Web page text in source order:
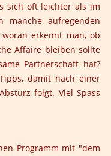
sich oft leichter als im
manche aufregenden
erkennt man, ob
Affaire bleiben sollte
Partnerschaft hat?
damit nach einer
folgt. Viel Spass
Programm mit "dem